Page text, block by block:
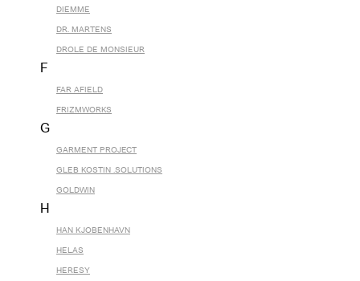
DIEMME
DR. MARTENS
DROLE DE MONSIEUR
F
FAR AFIELD
FRIZMWORKS
G
GARMENT PROJECT
GLEB KOSTIN .SOLUTIONS
GOLDWIN
H
HAN KJOBENHAVN
HELAS
HERESY